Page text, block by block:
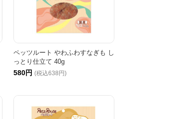
ペッツルート やわふわすなぎも し
っとり仕立て 40g
580円 (税込638円)